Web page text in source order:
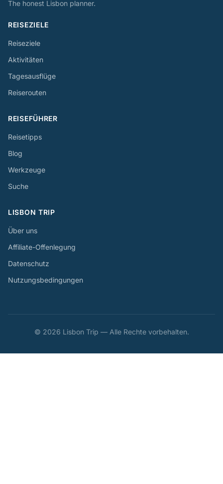
The honest Lisbon planner.
REISEZIELE
Reiseziele
Aktivitäten
Tagesausflüge
Reiserouten
REISEFÜHRER
Reisetipps
Blog
Werkzeuge
Suche
LISBON TRIP
Über uns
Affiliate-Offenlegung
Datenschutz
Nutzungsbedingungen
© 2026 Lisbon Trip — Alle Rechte vorbehalten.